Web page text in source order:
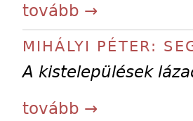
tovább →
MIHÁLYI PÉTER:
A kistelepülések
tovább →